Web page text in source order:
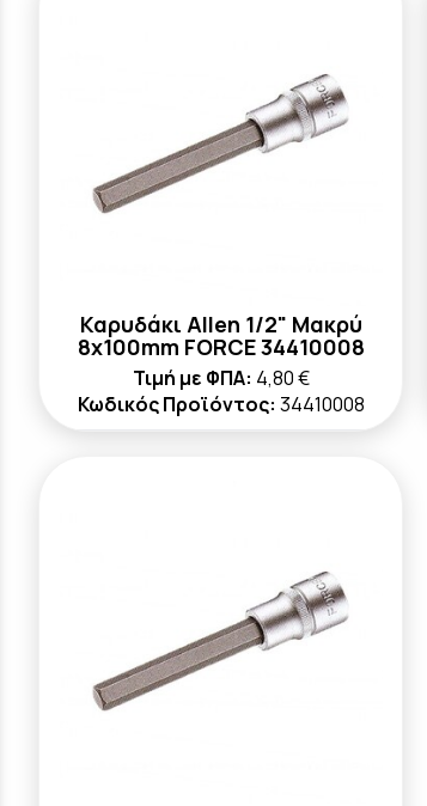
Καρυδάκι Allen 1/2" Μακρύ
8x100mm FORCE 34410008
Τιμή με ΦΠΑ: 4,80 €
Κωδικός Προϊόντος: 34410008